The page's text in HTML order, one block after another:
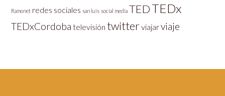
Ramonet redes sociales san luis social media TEDTEDx
TEDxCordoba televisión twitterviajarviaje